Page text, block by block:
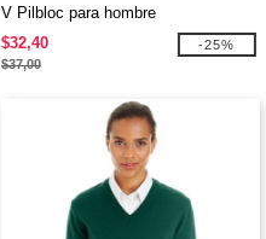
V Pilbloc para hombre
$32,40
$37,00
-25%